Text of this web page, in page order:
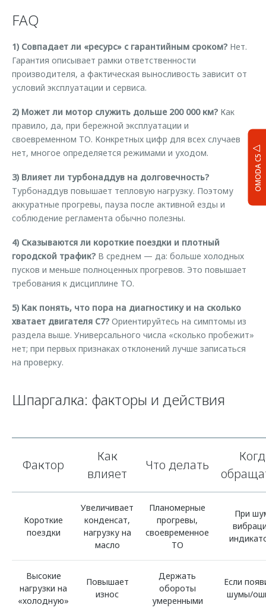
OMODA C5
FAQ
1) Совпадает ли «ресурс» с гарантийным сроком? Нет.
Гарантия описывает рамки ответственности
производителя, а фактическая выносливость зависит от
условий эксплуатации и сервиса.
2) Может ли мотор служить дольше 200 000 км? Как
правило, да, при бережной эксплуатации и
своевременном ТО. Конкретных цифр для всех случаев
нет, многое определяется режимами и уходом.
3) Влияет ли турбонаддув на долговечность?
Турбонаддув повышает тепловую нагрузку. Поэтому
аккуратные прогревы, пауза после активной езды и
соблюдение регламента обычно полезны.
4) Сказываются ли короткие поездки и плотный
городской трафик? В среднем — да: больше холодных
пусков и меньше полноценных прогревов. Это повышает
требования к дисциплине ТО.
5) Как понять, что пора на диагностику и на сколько
хватает двигателя C7? Ориентируйтесь на симптомы из
раздела выше. Универсального числа «сколько пробежит»
нет; при первых признаках отклонений лучше записаться
на проверку.
Шпаргалка: факторы и действия
Фактор
Как
влияет
Что делать
Короткие
поездки
Увеличивает
конденсат,
нагрузку на
масло
Планомерные
прогревы,
своевременное
ТО
При
Высокие
нагрузки на
«холодную»
Повышает
износ
Держать
обороты
умеренными
Если
шумы/